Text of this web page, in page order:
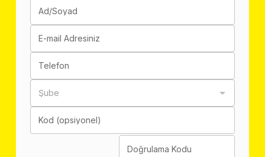
Ad/Soyad
E-mail Adresiniz
Telefon
Şube
Kod (opsiyonel)
Doğrulama Kodu